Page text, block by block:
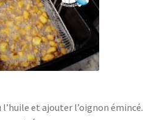
l’huile et ajouter l’oignon émincé.